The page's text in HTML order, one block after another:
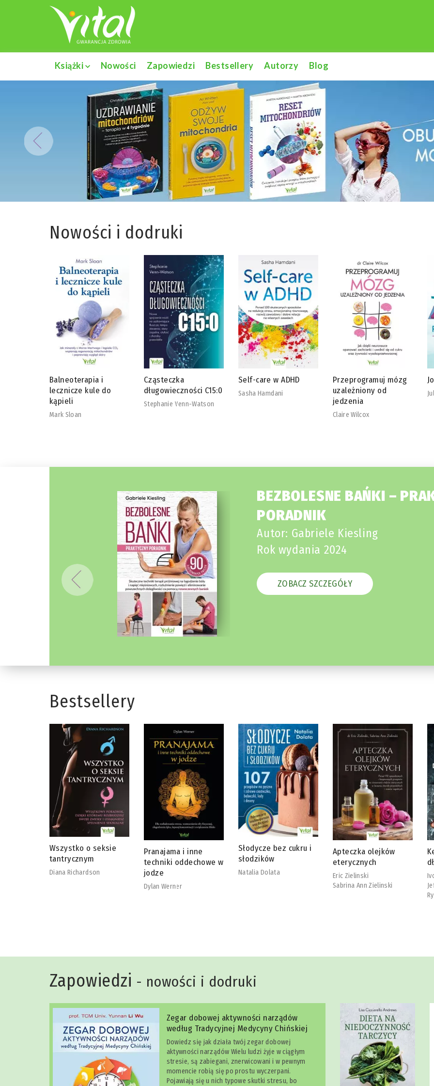
Książki Nowości Zapowiedzi Bestsellery Autorzy Blog
Nowości i dodruki
Balneoterapia i
lecznicze kule do
kąpieli
Mark Sloan
Cząsteczka
długowieczności C15:0
Stephanie Venn-Watson
Self-care w ADHD
Sasha Hamdani
Przeprogramuj mózg
uzależniony od
jedzenia
Claire Wilcox
BEZBOLESNE BAŃKI –
PORADNIK
Autor: Gabriele Kiesling
Rok wydania 2024
ZOBACZ SZCZEGÓŁY
Bestsellery
Wszystko o seksie
tantrycznym
Diana Richardson
Pranajama i inne
techniki oddechowe w
jodze
Dylan Werner
Słodycze bez cukru i
słodzików
Natalia Dolata
Apteczka olejków
eterycznych
Eric Zielinski
Sabrina Ann Zielinski
Zapowiedzi - nowości i dodruki
Zegar dobowej aktywności narządów
według Tradycyjnej Medycyny Chińskiej
Dowiedz się jak działa twój zegar dobowej
aktywności narządów Wielu ludzi żyje w ciągłym
stresie, są zabiegani, znerwicowani i w pewnym
momencie robią się po prostu wyczerpani.
Pojawiają się u nich typowe skutki stresu, bo